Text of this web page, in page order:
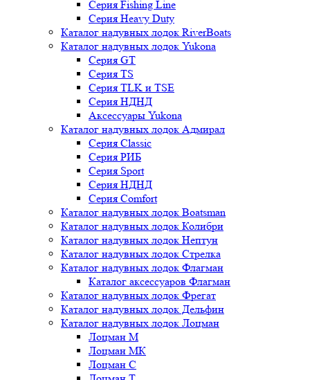
Серия Fishing Line
Серия Heavy Duty
Каталог надувных лодок RiverBoats
Каталог надувных лодок Yukona
Серия GT
Серия TS
Серия TLK и TSE
Серия НДНД
Аксессуары Yukona
Каталог надувных лодок Адмирал
Серия Classic
Серия РИБ
Серия Sport
Серия НДНД
Серия Comfort
Каталог надувных лодок Boatsman
Каталог надувных лодок Колибри
Каталог надувных лодок Нептун
Каталог надувных лодок Стрелка
Каталог надувных лодок Флагман
Каталог аксессуаров Флагман
Каталог надувных лодок Фрегат
Каталог надувных лодок Дельфин
Каталог надувных лодок Лоцман
Лоцман М
Лоцман МК
Лоцман С